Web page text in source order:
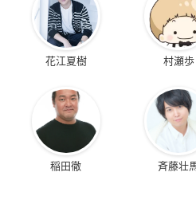
花江夏樹 村瀬歩
稲田徹 斉藤壮